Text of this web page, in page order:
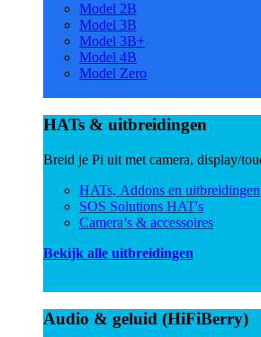
Model 2B
Model 3B
Model 3B+
Model 4B
Model Zero
HATs & uitbreidingen
Breid je Pi uit met camera, display/
HATs, Addons en uitbreidingen
SOS Solutions HAT's
Camera’s & accessoires
Bekijk alle uitbreidingen
Audio & geluid (HiFiBerry)